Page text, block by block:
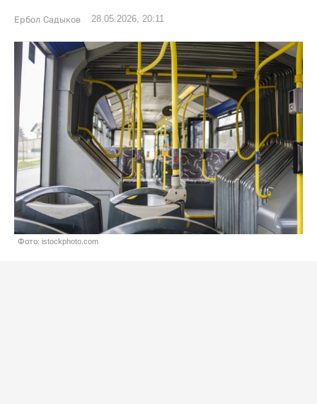
Ербол Садыков 28.05.2026, 20:11
Фото: istockphoto.com